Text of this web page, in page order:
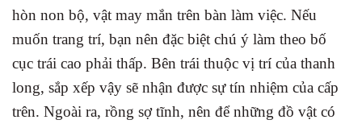
hòn non bộ, vật may mắn trên bàn làm việc. Nếu
muốn trang trí, bạn nên đặc biệt chú ý làm theo bố
cục trái cao phải thấp. Bên trái thuộc vị trí của thanh
long, sắp xếp vậy sẽ nhận được sự tín nhiệm của cấp
trên. Ngoài ra, rồng sợ tĩnh, nên để những đồ vật có